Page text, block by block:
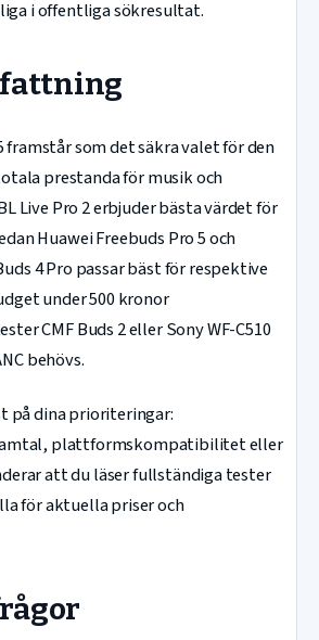
i offentliga sökresultat.
framstår som det säkra valet för den
prestanda för musik och
Live Pro 2 erbjuder bästa värdet för
Huawei Freebuds Pro 5 och
4 Pro passar bäst för respektive
under 500 kronor
CMF Buds 2 eller Sony WF-C510
behövs.
på dina prioriteringar:
plattformskompatibilitet eller
att du läser fullständiga tester
för aktuella priser och